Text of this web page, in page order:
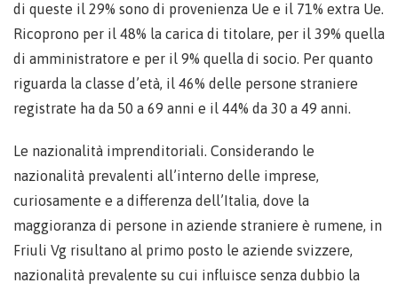
di queste il 29% sono di provenienza Ue e il 71% extra Ue.
Ricoprono per il 48% la carica di titolare, per il 39% quella
di amministratore e per il 9% quella di socio. Per quanto
riguarda la classe d’età, il 46% delle persone straniere
registrate ha da 50 a 69 anni e il 44% da 30 a 49 anni.
Le nazionalità imprenditoriali. Considerando le
nazionalità prevalenti all’interno delle imprese,
curiosamente e a differenza dell’Italia, dove la
maggioranza di persone in aziende straniere è rumene, in
Friuli Vg risultano al primo posto le aziende svizzere,
nazionalità prevalente su cui influisce senza dubbio la